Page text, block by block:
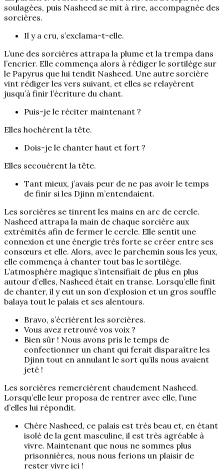
soulagées, puis Nasheed se mit à rire, accompagnée des
sorcières.
Il y a cru, s’exclama-t-elle.
L’une des sorcières attrapa la plume et la trempa dans
l’encrier. Elle commença alors à rédiger le sortilège sur
le Papyrus que lui tendit Nasheed. Une autre sorcière
vint rédiger les vers suivant, et elles se relayèrent
jusqu’à finir l’écriture du chant.
Puis-je le réciter maintenant ?
Elles hochèrent la tête.
Dois-je le chanter haut et fort ?
Elles secouèrent la tête.
Tant mieux, j’avais peur de ne pas avoir le temps
de finir si les Djinn m’entendaient.
Les sorcières se tinrent les mains en arc de cercle.
Nasheed attrapa la main de chaque sorcière aux
extrémités afin de fermer le cercle. Elle sentit une
connexion et une énergie très forte se créer entre ses
consœurs et elle. Alors, avec le parchemin sous les yeux,
elle commença à chanter tout bas le sortilège.
L’atmosphère magique s’intensifiait de plus en plus
autour d’elles, Nasheed était en transe. Lorsqu’elle finit
de chanter, il y eut un son d’explosion et un gros souffle
balaya tout le palais et ses alentours.
Bravo, s’écrièrent les sorcières.
Vous avez retrouvé vos voix ?
Bien sûr ! Nous avons pris le temps de
confectionner un chant qui ferait disparaître les
Djinn tout en annulant le sort qu’ils nous avaient
jeté !
Les sorcières remercièrent chaudement Nasheed.
Lorsqu’elle leur proposa de rentrer avec elle, l’une
d’elles lui répondit.
Chère Nasheed, ce palais est très beau et, en étant
isolé de la gent masculine, il est très agréable à
vivre. Maintenant que nous ne sommes plus
prisonnières, nous nous ferions un plaisir de
rester vivre ici !